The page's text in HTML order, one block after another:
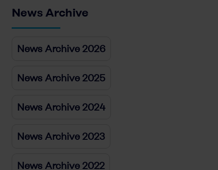
News Archive
News Archive 2026
News Archive 2025
News Archive 2024
News Archive 2023
News Archive 2022